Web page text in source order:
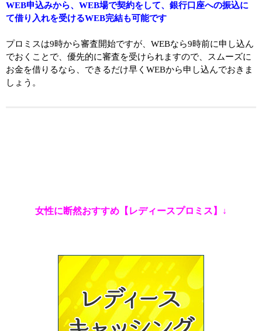
WEB申込みから、WEB場で契約をして、銀行口座への振込に
て借り入れを受けるWEB完結も可能です
プロミスは9時から審査開始ですが、WEBなら9時前に申し込ん
でおくことで、優先的に審査を受けられますので、スムーズに
お金を借りるなら、できるだけ早くWEBから申し込んでおきま
しょう。
女性に断然おすすめ【レディースプロミス】↓